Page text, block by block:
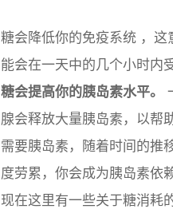
糖会降低你的免疫系统 ，这
能会在一天中的几个小时内
糖会提高你的胰岛素水平。
腺会释放大量胰岛素，以帮
需要胰岛素，随着时间的推
度劳累，你会成为胰岛素依
现在这里有一些关于糖消耗